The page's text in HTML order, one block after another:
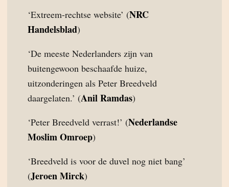
‘Extreem-rechtse website’ (NRC
Handelsblad)
‘De meeste Nederlanders zijn van
buitengewoon beschaafde huize,
uitzonderingen als Peter Breedveld
daargelaten.’ (Anil Ramdas)
‘Peter Breedveld verrast!’ (Nederlandse
Moslim Omroep)
‘Breedveld is voor de duvel nog niet bang’
(Jeroen Mirck)